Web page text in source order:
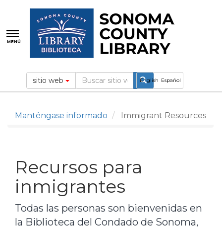
contenido
principal
MENÚ
English Español
sitio web
Manténgase informado Immigrant Resources
Recursos para
inmigrantes
Todas las personas son bienvenidas en
la Biblioteca del Condado de Sonoma,